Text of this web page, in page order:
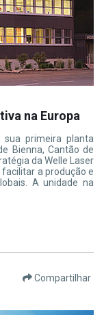
na Europa
sua primeira planta
Bienna, Cantão de
da Welle Laser
a produção e
A unidade na
Compartilhar